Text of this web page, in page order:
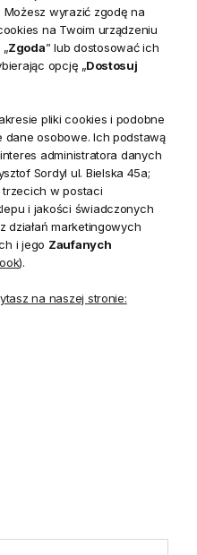
Showroom
ul. Bielska 45a,
43-356 Bujaków
W okresie wakacyjnym od
20 czerwca do 31 sierpnia
2026 r. showroom będzie
zamknięty w soboty. W dni
robocze showroom
pozostaje otwarty bez
wyrazić zgodę na
na Twoim urządzeniu
Zgoda” lub dostosować ich
opcję „Dostosuj
pliki cookies i podobne
dane osobowe. Ich podstawą
administratora danych
Sordyl ul. Bielska 45a;
w postaci
i jakości świadczonych
działań marketingowych
i jego Zaufanych
).
na naszej stronie: